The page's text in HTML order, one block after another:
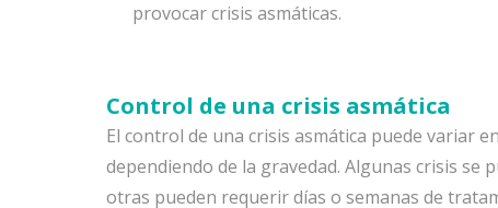
provocar crisis asmáticas.
Control de una crisis asmática
El control de una crisis asmática puede variar
dependiendo de la gravedad. Algunas crisis
otras pueden requerir días o semanas de